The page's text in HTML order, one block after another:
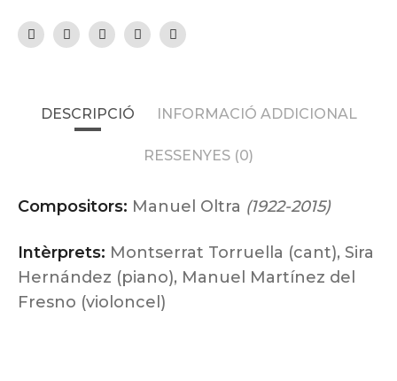
DESCRIPCIÓ INFORMACIÓ ADDICIONAL
RESSENYES (0)
Compositors: Manuel Oltra (1922-2015)
Intèrprets: Montserrat Torruella (cant), Sira
Hernández (piano), Manuel Martínez del
Fresno (violoncel)